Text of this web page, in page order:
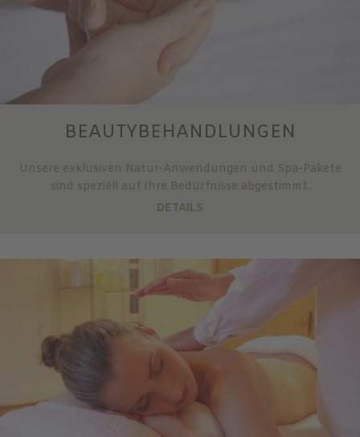
BEAUTYBEHANDLUNGEN
Unsere exklusiven Natur-Anwendungen und Spa-Pakete
sind speziell auf Ihre Bedürfnisse abgestimmt.
DETAILS